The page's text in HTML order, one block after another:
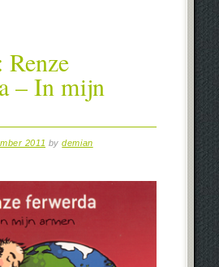
Renze
– In mijn
2011 bydemian